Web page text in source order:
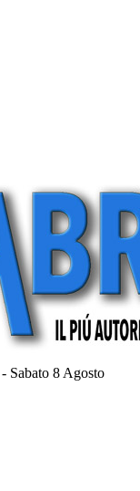
Sabato 8 Agosto